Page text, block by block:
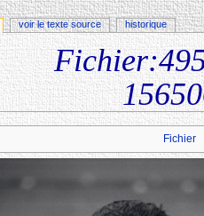
navigation , rechercher
Fichier
voir le texte source historique